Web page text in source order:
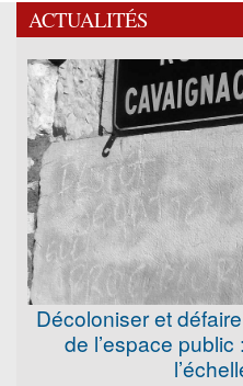
ACTUALITÉS
Décoloniser et
de l’espace